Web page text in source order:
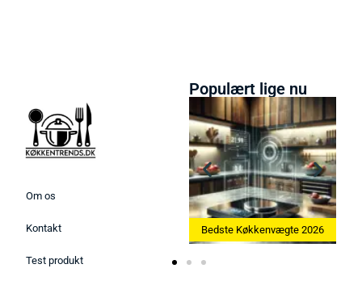
Om os
Kontakt
Test produkt
Populært lige nu
Bedste Ismaskine 2026 Bedste Køkkenvægte 2026